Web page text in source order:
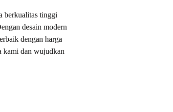
berkualitas tinggi
desain modern
dengan harga
kami dan wujudkan